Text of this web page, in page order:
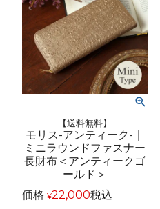
【送料無料】
モリス-アンティーク-｜
ミニラウンドファスナー
長財布＜アンティークゴ
ールド＞
価格 ¥22,000税込